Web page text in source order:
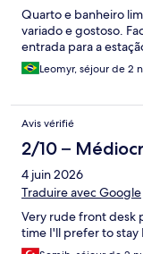
Quarto e banheiro
variado e gostoso.
entrada para a
Leomyr, séjour de 2
Avis vérifié
2/10 –
4 juin 2026
Traduire avec Google
Very rude front desk
time I'll prefer to stay